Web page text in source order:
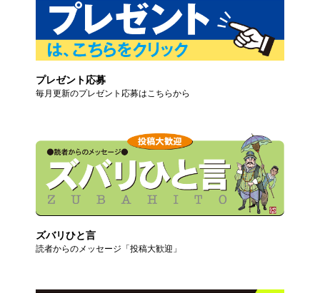
プレゼント応募
毎月更新のプレゼント応募はこちらから
ズバリひと言
読者からのメッセージ「投稿大歓迎」